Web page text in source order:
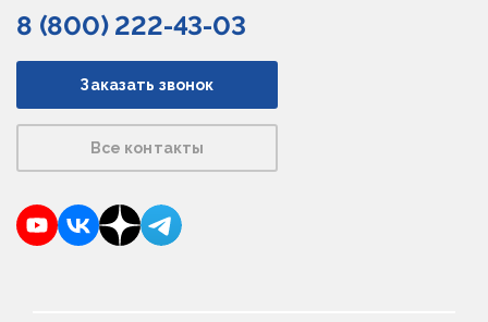
8 (800) 222-43-03
Заказать звонок
Все контакты
YouTubeVKontakte
DzenTelegram